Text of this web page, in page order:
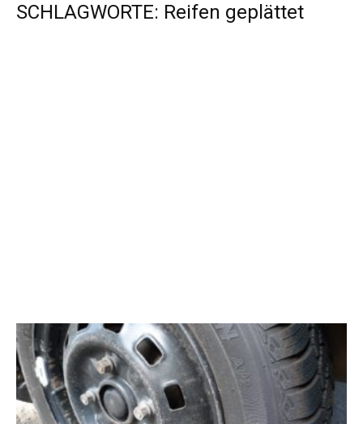
SCHLAGWORTE: Reifen geplättet